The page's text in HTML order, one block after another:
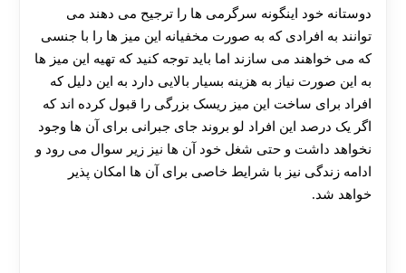
دوستانه خود اینگونه سرگرمی ها را ترجیح می دهند می
توانند به افرادی که به صورت مخفیانه این میز ها را با جنسی
که می خواهند می سازند اما باید توجه کنید که تهیه این میز ها
به این صورت نیاز به هزینه بسیار بالایی دارد به این دلیل که
افراد برای ساخت این میز ریسک بزرگی را قبول کرده اند که
اگر یک درصد این افراد لو بروند جای جبرانی برای آن ها وجود
نخواهد داشت و حتی شغل خود آن ها نیز زیر سوال می رود و
ادامه زندگی نیز با شرایط خاصی برای آن ها امکان پذیر
خواهد شد.